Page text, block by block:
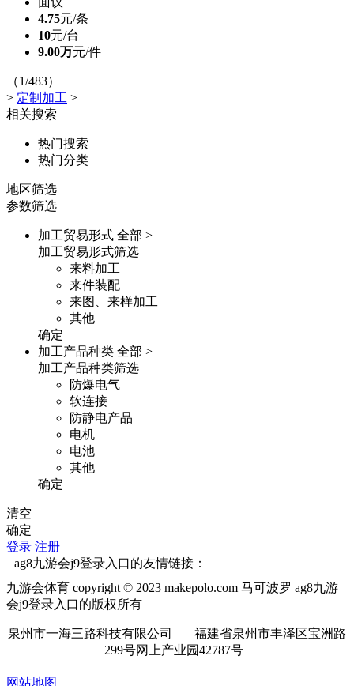
4.75元/条
10元/台
9.00万元/件
（1/483）
> 定制加工 >
相关搜索
热门搜索
热门分类
地区筛选
参数筛选
加工贸易形式 全部 >
加工贸易形式筛选
来料加工
来件装配
来图、来样加工
其他
确定
加工产品种类 全部 >
加工产品种类筛选
防爆电气
软连接
防静电产品
电机
电池
其他
确定
清空
确定
登录 注册
ag8九游会j9登录入口的友情链接：
九游会体育 copyright © 2023 makepolo.com 马可波罗 ag8九游
会j9登录入口的版权所有
泉州市一海三路科技有限公司 福建省泉州市丰泽区宝洲路
299号网上产业园42787号
网站地图